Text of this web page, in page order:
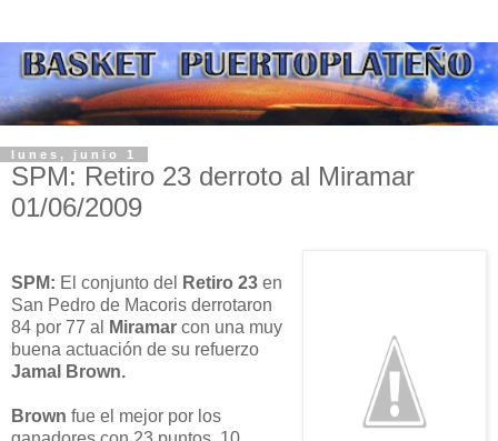
lunes, junio 1
SPM: Retiro 23 derroto al Miramar
01/06/2009
SPM: El conjunto del Retiro 23 en
San Pedro de Macoris derrotaron
84 por 77 al
Miramar con una muy
buena actuación de su refuerzo
Jamal Brown.
Brown fue el mejor por los